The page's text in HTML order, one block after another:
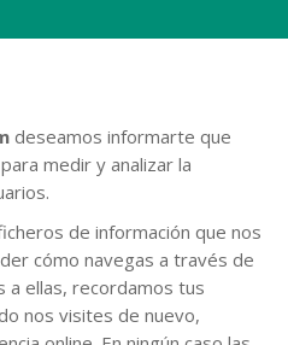
deseamos informarte que
medir y analizar la
de información que nos
cómo navegas a través de
a ellas, recordamos tus
nos visites de nuevo,